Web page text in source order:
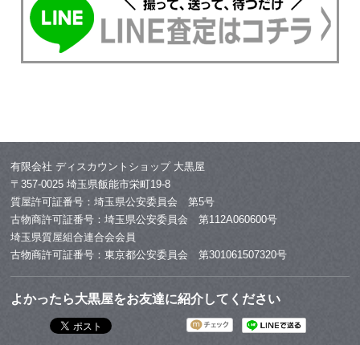
有限会社 ディスカウントショップ 大黒屋
〒357-0025 埼玉県飯能市栄町19-8
質屋許可証番号：埼玉県公安委員会 第5号
古物商許可証番号：埼玉県公安委員会 第112A060600号
埼玉県質屋組合連合会会員
古物商許可証番号：東京都公安委員会 第301061507320号
よかったら大黒屋をお友達に紹介してください